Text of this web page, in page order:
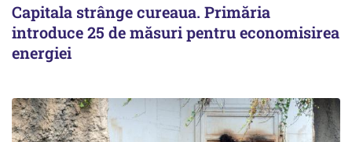
Capitala strânge cureaua. Primăria
introduce 25 de măsuri pentru economisirea
energiei